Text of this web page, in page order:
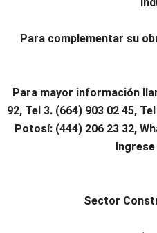
Para complementar su
Para mayor información
92, Tel 3. (664) 903 02 45,
Potosí: (444) 206 23 32,
Sector